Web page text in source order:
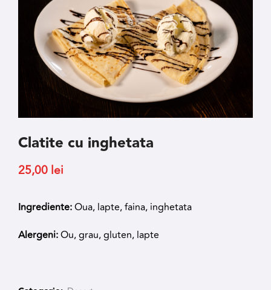
Clatite cu inghetata
25,00 lei
Ingrediente:Oua, lapte, faina, inghetata
Alergeni:Ou, grau, gluten, lapte